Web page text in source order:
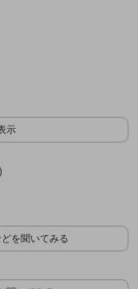
示
を聞いてみる